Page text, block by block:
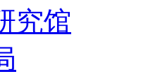
究馆